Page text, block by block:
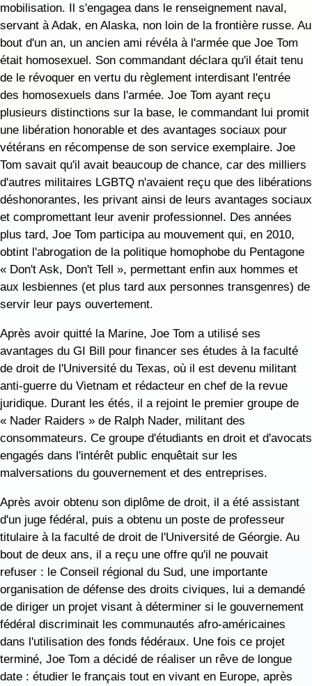
mobilisation. Il s'engagea dans le renseignement naval,
servant à Adak, en Alaska, non loin de la frontière russe. Au
bout d'un an, un ancien ami révéla à l'armée que Joe Tom
était homosexuel. Son commandant déclara qu'il était tenu
de le révoquer en vertu du règlement interdisant l'entrée
des homosexuels dans l'armée. Joe Tom ayant reçu
plusieurs distinctions sur la base, le commandant lui promit
une libération honorable et des avantages sociaux pour
vétérans en récompense de son service exemplaire. Joe
Tom savait qu'il avait beaucoup de chance, car des milliers
d'autres militaires LGBTQ n'avaient reçu que des libérations
déshonorantes, les privant ainsi de leurs avantages sociaux
et compromettant leur avenir professionnel. Des années
plus tard, Joe Tom participa au mouvement qui, en 2010,
obtint l'abrogation de la politique homophobe du Pentagone
« Don't Ask, Don't Tell », permettant enfin aux hommes et
aux lesbiennes (et plus tard aux personnes transgenres) de
servir leur pays ouvertement.
Après avoir quitté la Marine, Joe Tom a utilisé ses
avantages du GI Bill pour financer ses études à la faculté
de droit de l'Université du Texas, où il est devenu militant
anti-guerre du Vietnam et rédacteur en chef de la revue
juridique. Durant les étés, il a rejoint le premier groupe de
« Nader Raiders » de Ralph Nader, militant des
consommateurs. Ce groupe d'étudiants en droit et d'avocats
engagés dans l'intérêt public enquêtait sur les
malversations du gouvernement et des entreprises.
Après avoir obtenu son diplôme de droit, il a été assistant
d'un juge fédéral, puis a obtenu un poste de professeur
titulaire à la faculté de droit de l'Université de Géorgie. Au
bout de deux ans, il a reçu une offre qu'il ne pouvait
refuser : le Conseil régional du Sud, une importante
organisation de défense des droits civiques, lui a demandé
de diriger un projet visant à déterminer si le gouvernement
fédéral discriminait les communautés afro-américaines
dans l'utilisation des fonds fédéraux. Une fois ce projet
terminé, Joe Tom a décidé de réaliser un rêve de longue
date : étudier le français tout en vivant en Europe, après